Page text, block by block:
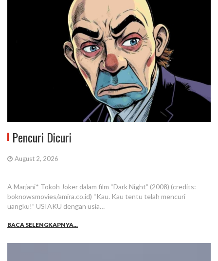
Pencuri Dicuri
August 2, 2026
A Marjani* Tokoh Joker dalam film “Dark Night” (2008) (credits:
boknowsmovies/amira.co.id) “Kau. Kau tentu telah mencuri
uangku!” USIAKU dengan usia…
BACA SELENGKAPNYA...